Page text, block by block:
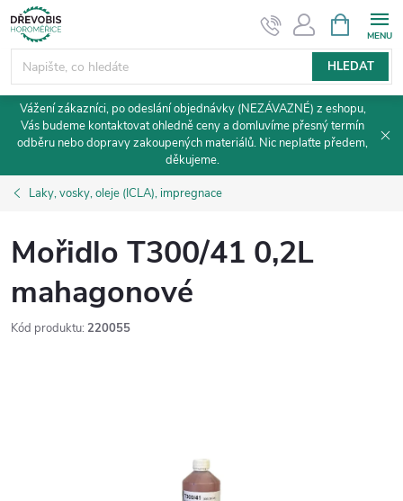
Přejít
na
obsah
HLEDAT
NÁKUPNÍ
KOŠÍK
Vážení zákazníci, po odeslání objednávky (NEZÁVAZNÉ) z eshopu,
Vás budeme kontaktovat ohledně ceny a domluvíme přesný termín
odběru nebo dopravy zakoupených materiálů. Nic neplaťte předem,
děkujeme.
Laky, vosky, oleje (ICLA), impregnace
Mořidlo T300/41 0,2L
mahagonové
Kód produktu: 220055